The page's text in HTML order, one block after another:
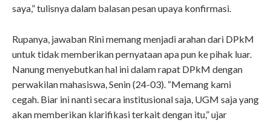
saya,” tulisnya dalam balasan pesan upaya konfirmasi.
Rupanya, jawaban Rini memang menjadi arahan dari DPkM
untuk tidak memberikan pernyataan apa pun ke pihak luar.
Nanung menyebutkan hal ini dalam rapat DPkM dengan
perwakilan mahasiswa, Senin (24-03). “Memang kami
cegah. Biar ini nanti secara institusional saja, UGM saja yang
akan memberikan klarifikasi terkait dengan itu,” ujar